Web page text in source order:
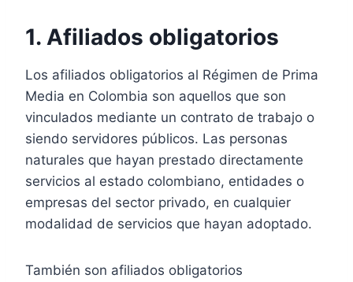
1. Afiliados obligatorios
Los afiliados obligatorios al Régimen de Prima
Media en Colombia son aquellos que son
vinculados mediante un contrato de trabajo o
siendo servidores públicos. Las personas
naturales que hayan prestado directamente
servicios al estado colombiano, entidades o
empresas del sector privado, en cualquier
modalidad de servicios que hayan adoptado.
También son afiliados obligatorios